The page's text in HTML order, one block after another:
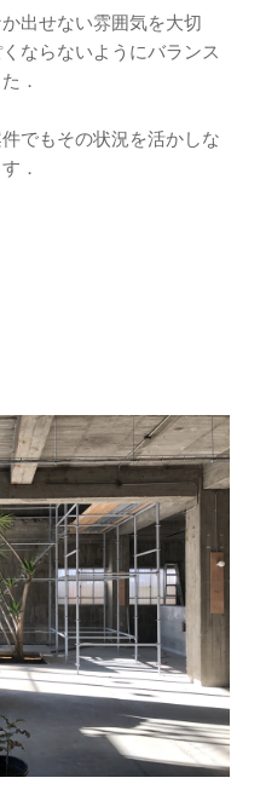
出せない雰囲気を大切
ならないようにバランス
．
でもその状況を活かしな
．